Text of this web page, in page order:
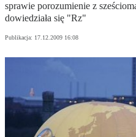
sprawie porozumienie z
dowiedziała się "Rz"
Publikacja: 17.12.2009 16:08